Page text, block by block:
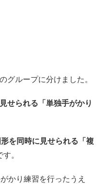
グループに分けました。
せられる「単独手がかり
を同時に見せられる「複
す。
かり練習を行ったうえ